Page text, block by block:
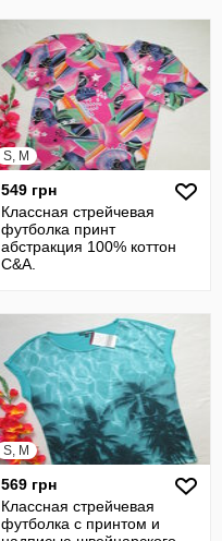
S, M
549 грн
Классная стрейчевая
футболка принт
абстракция 100% коттон
C&A.
S, M
569 грн
Классная стрейчевая
футболка с принтом и